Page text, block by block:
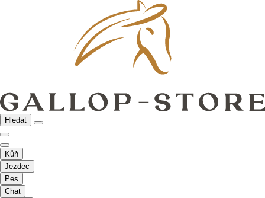
Hledat
Kůň
Jezdec
Pes
Chat